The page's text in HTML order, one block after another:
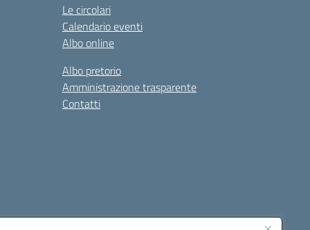
Le circolari
Calendario eventi
Albo online
Albo pretorio
Amministrazione trasparente
Contatti